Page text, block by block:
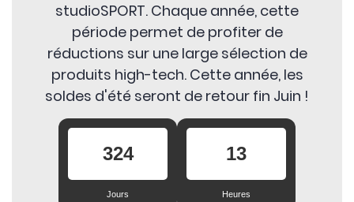
studioSPORT. Chaque année, cette
période permet de profiter de
réductions sur une large sélection de
produits high-tech. Cette année, les
soldes d'été seront de retour fin Juin !
324
Jours
13
Heures